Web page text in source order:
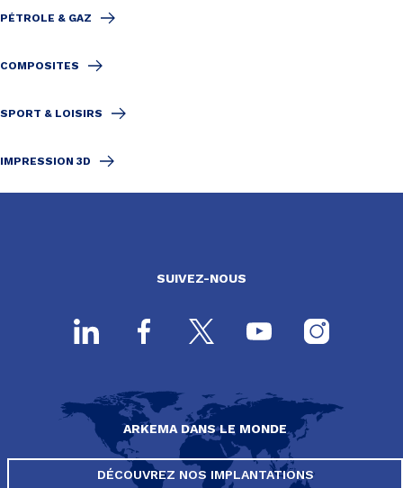
PÉTROLE & GAZ
COMPOSITES
SPORT & LOISIRS
IMPRESSION 3D
SUIVEZ-NOUS
ARKEMA DANS LE MONDE
DÉCOUVREZ NOS IMPLANTATIONS